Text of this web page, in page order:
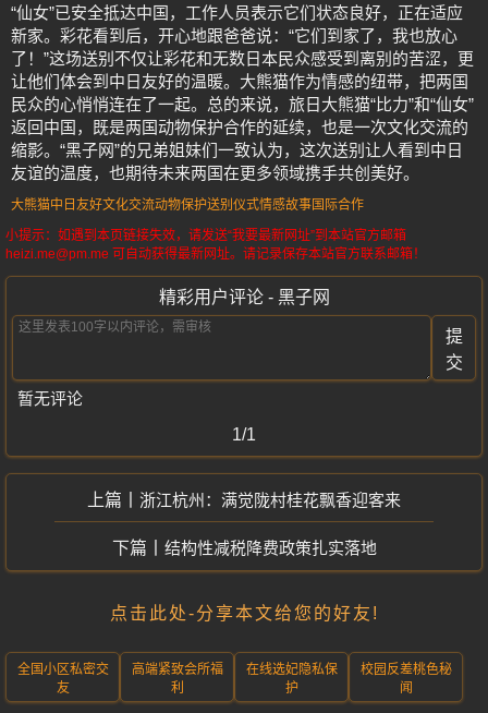
“仙女”已安全抵达中国，工作人员表示它们状态良好，正在适应
新家。彩花看到后，开心地跟爸爸说：“它们到家了，我也放心
了！”这场送别不仅让彩花和无数日本民众感受到离别的苦涩，更
让他们体会到中日友好的温暖。大熊猫作为情感的纽带，把两国
民众的心悄悄连在了一起。总的来说，旅日大熊猫“比力”和“仙女”
返回中国，既是两国动物保护合作的延续，也是一次文化交流的
缩影。“黑子网”的兄弟姐妹们一致认为，这次送别让人看到中日
友谊的温度，也期待未来两国在更多领域携手共创美好。
大熊猫中日友好文化交流动物保护送别仪式情感故事国际合作
小提示：如遇到本页链接失效，请发送“我要最新网址”到本站官方邮箱
heizi.me@pm.me 可自动获得最新网址。请记录保存本站官方联系邮箱！
精彩用户评论 - 黑子网
提
交
暂无评论
1/1
浙江杭州：满觉陇村桂花飘香迎客来
结构性减税降费政策扎实落地
点击此处-分享本文给您的好友!
全国小区私密交
友
高端紧致会所福
利
在线选妃隐私保
护
校园反差桃色秘
闻